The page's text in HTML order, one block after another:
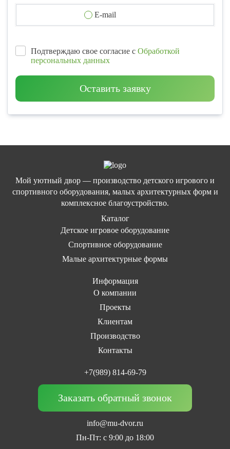
E-mail
Подтверждаю свое согласие с Обработкой
персональных данных
Оставить заявку
Мой уютный двор — производство детского игрового и
спортивного оборудования, малых архитектурных форм и
комплексное благоустройство.
Каталог
Детское игровое оборудование
Спортивное оборудование
Малые архитектурные формы
Информация
О компании
Проекты
Клиентам
Производство
Контакты
+7(989) 814-69-79
Заказать обратный звонок
info@mu-dvor.ru
Пн-Пт: с 9:00 до 18:00